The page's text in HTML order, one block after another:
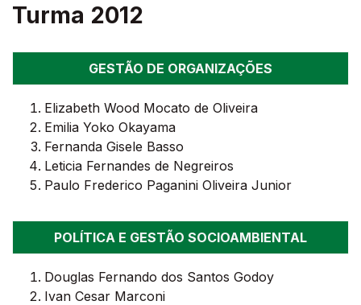
Turma 2012
GESTÃO DE ORGANIZAÇÕES
Elizabeth Wood Mocato de Oliveira
Emilia Yoko Okayama
Fernanda Gisele Basso
Leticia Fernandes de Negreiros
Paulo Frederico Paganini Oliveira Junior
POLÍTICA E GESTÃO SOCIOAMBIENTAL
Douglas Fernando dos Santos Godoy
Ivan Cesar Marconi